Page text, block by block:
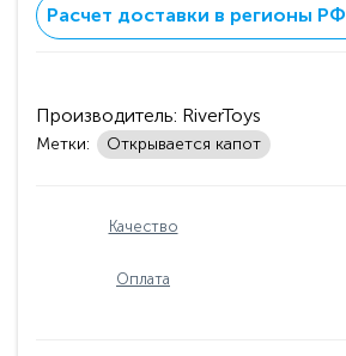
Расчет доставки в регионы РФ
Производитель: RiverToys
Метки: Открывается капот
Качество
Оплата